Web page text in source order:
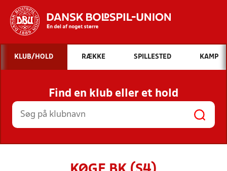
Hvad vil du søge efter?
INDHOLD OG NYHEDER
STILLINGER, RESULTATER, KLUBBER OG
HOLD
KLUB/HOLD RÆKKE SPILLESTED KAMP
Find en klub eller et hold